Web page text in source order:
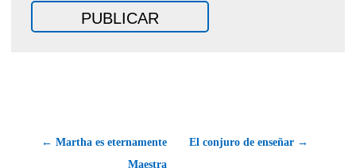
← Martha es eternamente
Maestra
El conjuro de enseñar →